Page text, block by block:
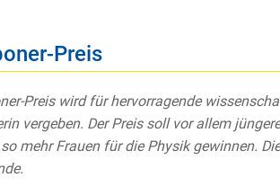
Preis
Preis wird für hervorragende
vergeben. Der Preis soll vor allem
mehr Frauen für die Physik gewinnen.